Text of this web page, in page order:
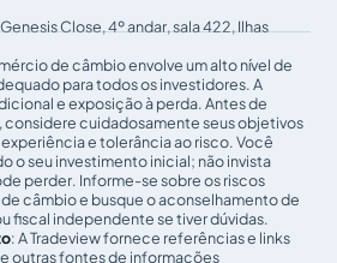
Genesis Close, 4º andar, sala 422, Ilhas
de câmbio envolve um alto nível de
para todos os investidores. A
e exposição à perda. Antes de
cuidadosamente seus objetivos
e tolerância ao risco. Você
o seu investimento inicial; não invista
perder. Informe-se sobre os riscos
câmbio e busque o aconselhamento de
fiscal independente se tiver dúvidas.
: A Tradeview fornece referências e links
outras fontes de informações